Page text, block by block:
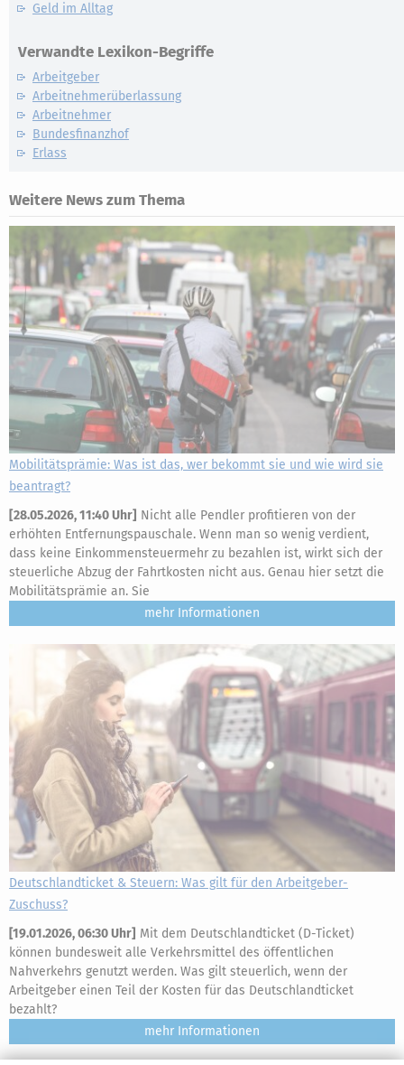
Geld im Alltag
Verwandte Lexikon-Begriffe
Arbeitgeber
Arbeitnehmerüberlassung
Arbeitnehmer
Bundesfinanzhof
Erlass
Weitere News zum Thema
Mobilitätsprämie: Was ist das, wer bekommt sie und wie wird sie
beantragt?
[28.05.2026, 11:40 Uhr] Nicht alle Pendler profitieren von der
erhöhten Entfernungspauschale. Wenn man so wenig verdient,
dass keine Einkommensteuermehr zu bezahlen ist, wirkt sich der
steuerliche Abzug der Fahrtkosten nicht aus. Genau hier setzt die
Mobilitätsprämie an. Sie
mehr
Deutschlandticket & Steuern: Was gilt für den Arbeitgeber-
Zuschuss?
[19.01.2026, 06:30 Uhr] Mit dem Deutschlandticket (D-Ticket)
können bundesweit alle Verkehrsmittel des öffentlichen
Nahverkehrs genutzt werden. Was gilt steuerlich, wenn der
Arbeitgeber einen Teil der Kosten für das Deutschlandticket
bezahlt?
mehr